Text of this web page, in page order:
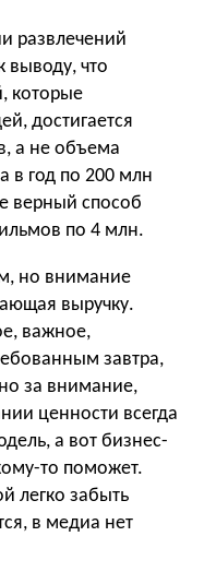
развлечений
выводу, что
которые
достигается
а не объема
в год по 200 млн
верный способ
по 4 млн.
но внимание
выручку.
важное,
завтра,
за внимание,
ценности всегда
а вот бизнес-
то поможет.
легко забыть
в медиа нет